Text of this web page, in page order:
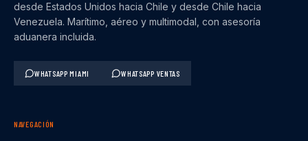
desde Estados Unidos hacia Chile y desde Chile hacia
Venezuela. Marítimo, aéreo y multimodal, con asesoría
aduanera incluida.
WHATSAPP MIAMI WHATSAPP VENTAS
NAVEGACIÓN